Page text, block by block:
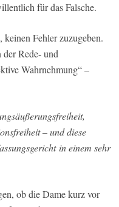
für das Falsche.
keinen Fehler zuzugeben.
der Rede- und
Wahrnehmung“ –
– und diese
in einem sehr
ob die Dame kurz vor